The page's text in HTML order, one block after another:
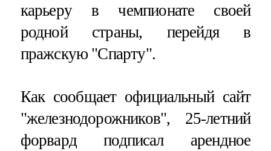
карьеру в чемпионате своей
родной страны, перейдя в
пражскую "Спарту".
Как сообщает официальный сайт
"железнодорожников", 25-летний
форвард подписал арендное